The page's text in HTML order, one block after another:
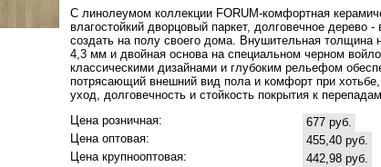
С линолеумом коллекции FORUM-комфортная
влагостойкий дворцовый паркет, долговечное дерево
создать на полу своего дома. Внушительная толщина
4,3 мм и двойная основа на специальном черном
классическими дизайнами и глубоким рельефом
потрясающий внешний вид пола и комфорт при хотьбе,
уход, долговечность и стойкость покрытия к
Цена розничная:
677 руб.
Цена оптовая:
455,40 руб.
Цена крупнооптовая:
442,98 руб.